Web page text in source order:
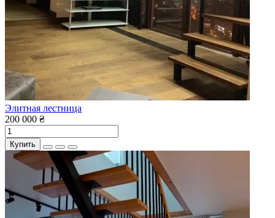
Элитная лестница
200 000 ₴
Купить